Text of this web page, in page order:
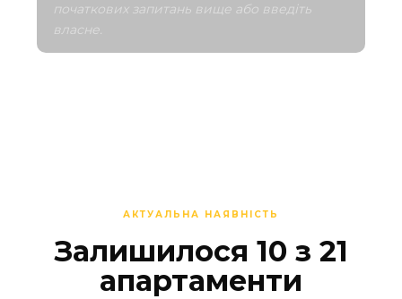
початкових запитань вище або введіть
власне.
АКТУАЛЬНА НАЯВНІСТЬ
Залишилося 10 з 21
апартаменти